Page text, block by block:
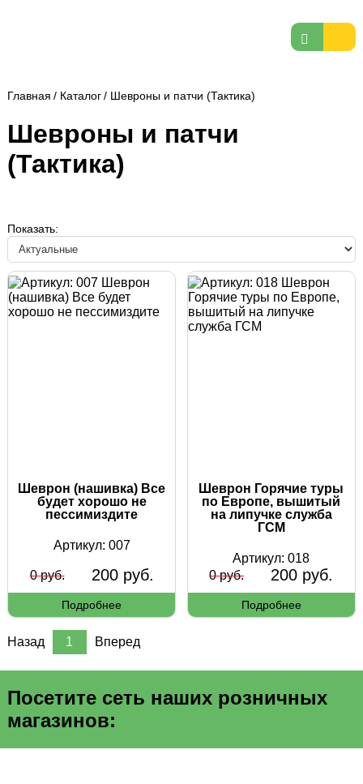
Главная / Каталог/ Шевроны и патчи (Тактика)
Шевроны и патчи
(Тактика)
Показать:
Шеврон (нашивка) Все
будет хорошо не
пессимиздите
Артикул: 007
0 руб. 200 руб.
Подробнее
Шеврон Горячие туры
по Европе, вышитый
на липучке служба
ГСМ
Артикул: 018
0 руб.
200 руб.
Подробнее
Назад 1 Вперед
Посетите сеть наших розничных
магазинов: